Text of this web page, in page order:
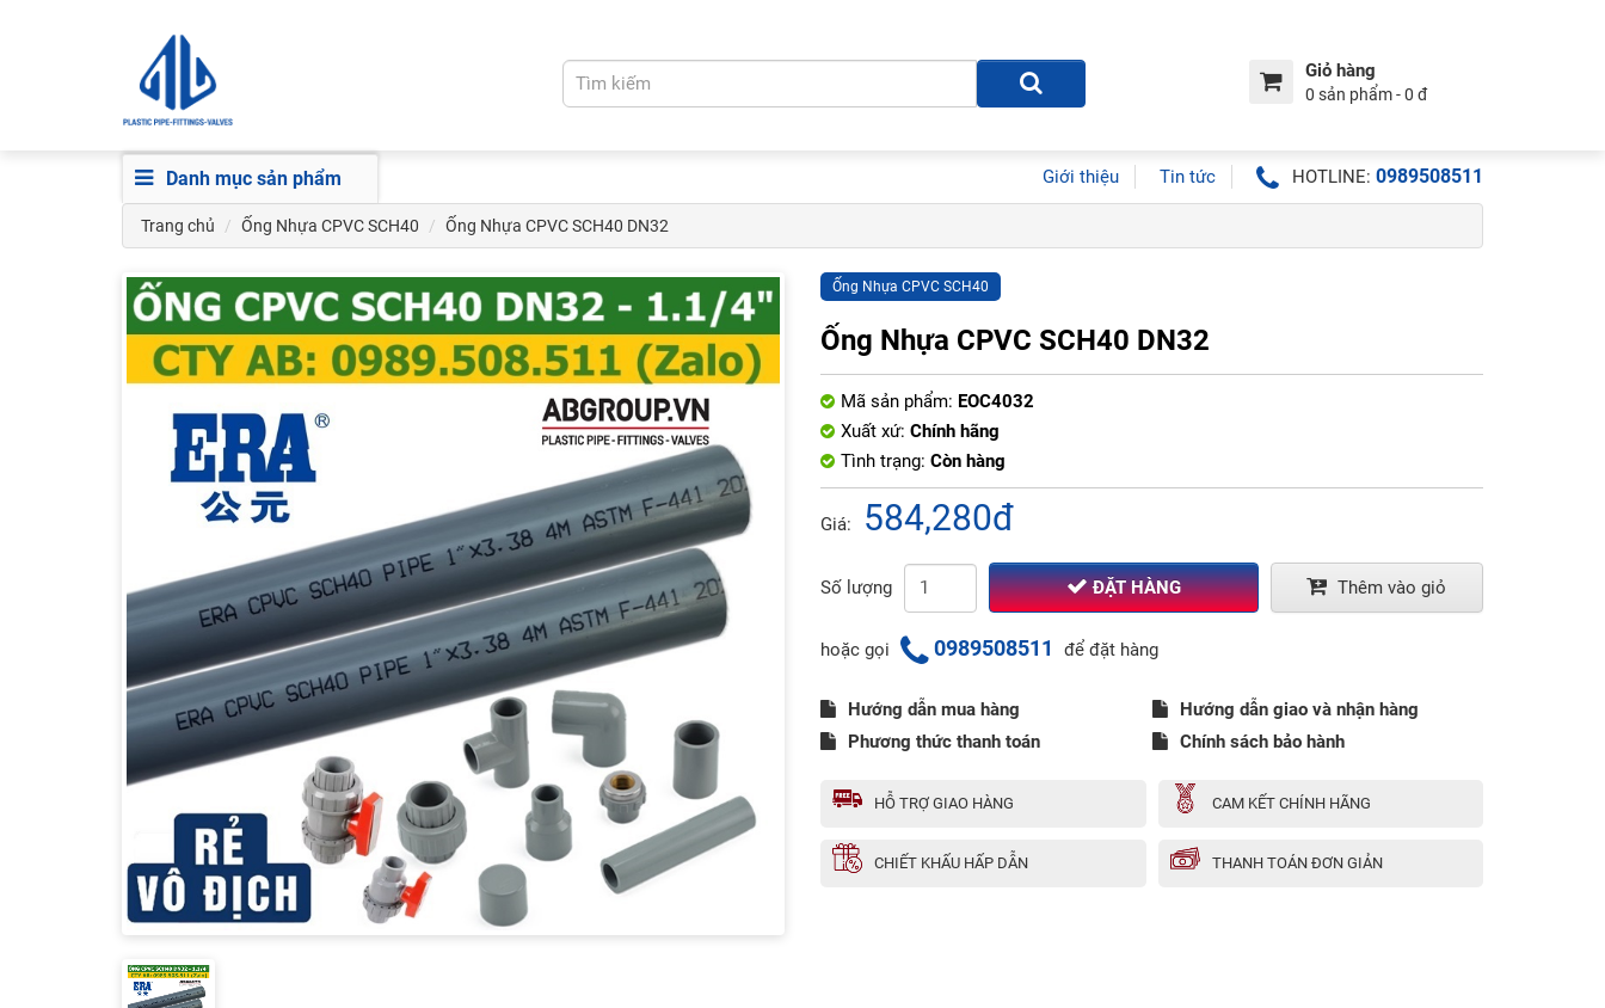
Giỏ hàng
0 sản phẩm - 0 đ
Danh mục sản phẩm Giới thiệu Tin tức HOTLINE: 0989508511
Trang chủ Ống Nhựa CPVC SCH40 Ống Nhựa CPVC SCH40 DN32
Ống Nhựa CPVC SCH40
Ống Nhựa CPVC SCH40 DN32
Mã sản phẩm: EOC4032
Xuất xứ: Chính hãng
Tình trạng: Còn hàng
Giá: 584,280đ
Số lượng ĐẶT HÀNG Thêm vào giỏ
hoặc gọi 0989508511 để đặt hàng
Hướng dẫn mua hàng
Hướng dẫn giao và nhận hàng
Phương thức thanh toán
Chính sách bảo hành
HỖ TRỢ GIAO HÀNG CAM KẾT CHÍNH HÃNG
CHIẾT KHẤU HẤP DẪN THANH TOÁN ĐƠN GIẢN